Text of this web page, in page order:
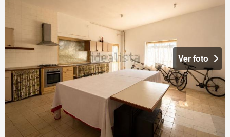
Ver foto